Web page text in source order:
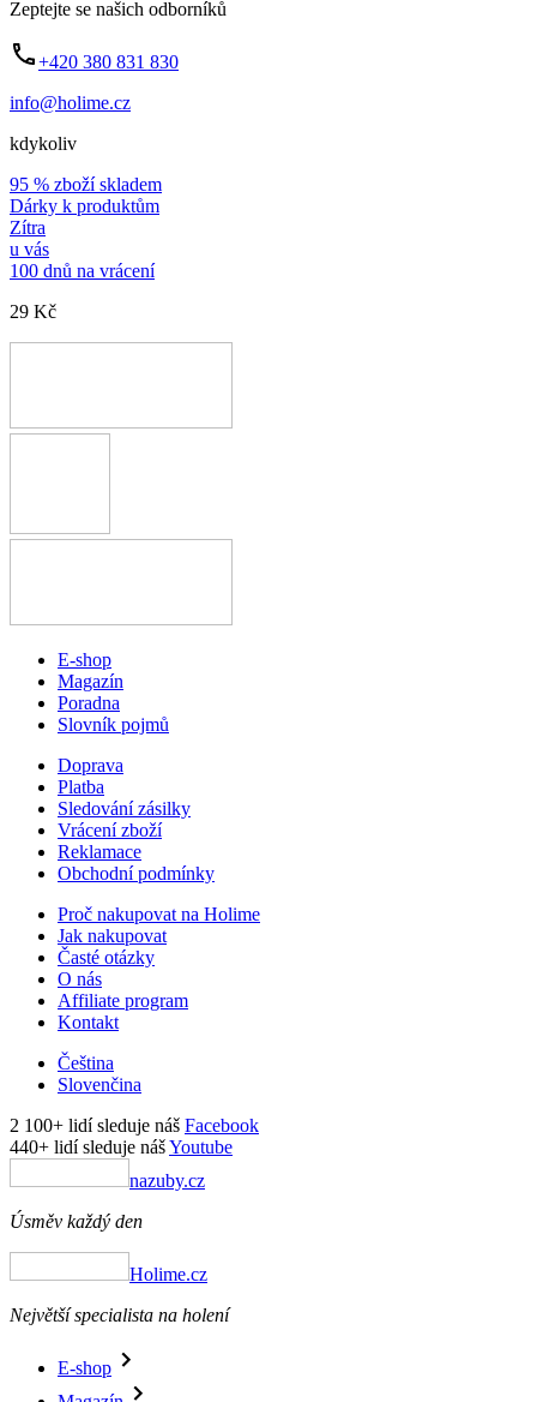
Zeptejte se našich odborníků
+420 380 831 830
info@holime.cz
kdykoliv
95 % zboží skladem
Dárky k produktům
Zítra
u vás
100 dnů na vrácení
29 Kč
E-shop
Magazín
Poradna
Slovník pojmů
Doprava
Platba
Sledování zásilky
Vrácení zboží
Reklamace
Obchodní podmínky
Proč nakupovat na Holime
Jak nakupovat
Časté otázky
O nás
Affiliate program
Kontakt
Čeština
Slovenčina
2 100+ lidí sleduje náš Facebook
440+ lidí sleduje nášYoutube
nazuby.cz
Úsměv každý den
Holime.cz
Největší specialista na holení
E-shop